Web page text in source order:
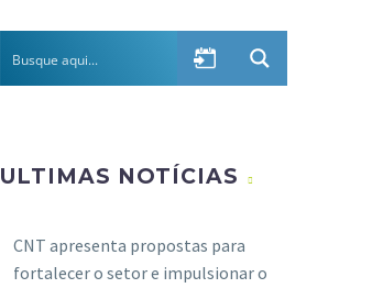
ULTIMAS NOTÍCIAS
CNT apresenta propostas para
fortalecer o setor e impulsionar o